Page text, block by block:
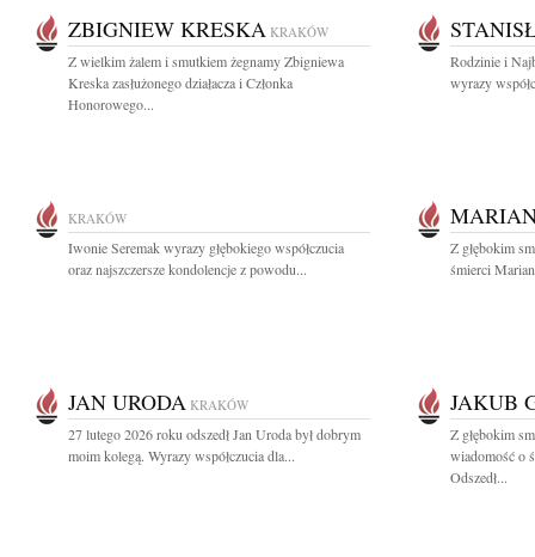
ZBIGNIEW KRESKA KRAKÓW
Z wielkim żalem i smutkiem żegnamy Zbigniewa
Kreska zasłużonego działacza i Członka
Honorowego...
Rodzinie i
wyrazy
KRAKÓW
Iwonie Seremak wyrazy głębokiego współczucia
oraz najszczersze kondolencje z powodu...
Z głębokim
śmierci
JAN URODA KRAKÓW
27 lutego 2026 roku odszedł Jan Uroda był dobrym
moim kolegą. Wyrazy współczucia dla...
JAKUB
Z głębokim
wiadomość o
Odszedł...